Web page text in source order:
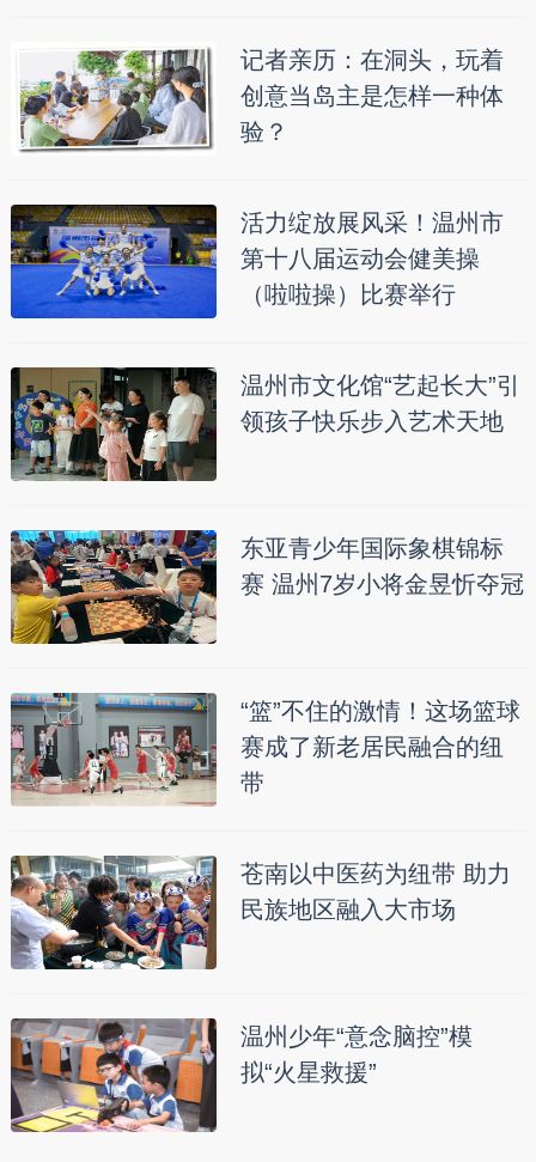
记者亲历：在洞头，玩着
创意当岛主是怎样一种体
验？
活力绽放展风采！温州市
第十八届运动会健美操
（啦啦操）比赛举行
温州市文化馆“艺起长大”引
领孩子快乐步入艺术天地
东亚青少年国际象棋锦标
赛 温州7岁小将金昱忻夺冠
“篮”不住的激情！这场篮球
赛成了新老居民融合的纽
带
苍南以中医药为纽带 助力
民族地区融入大市场
温州少年“意念脑控”模
拟“火星救援”